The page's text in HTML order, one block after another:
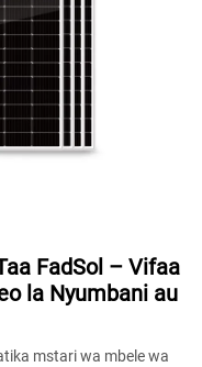
FadSol – Vifaa
la Nyumbani au
mstari wa mbele wa